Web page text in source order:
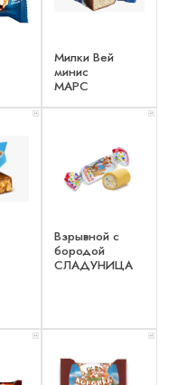
Милки Вей
минис
МАРС
x 1 x 1
Взрывной с
бородой
СЛАДУНИЦА
x 1 x 1